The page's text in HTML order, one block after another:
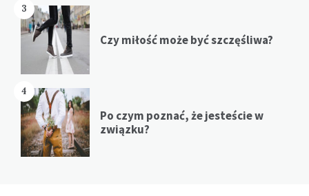
3
Czy miłość może być szczęśliwa?
4
Po czym poznać, że jesteście w
związku?